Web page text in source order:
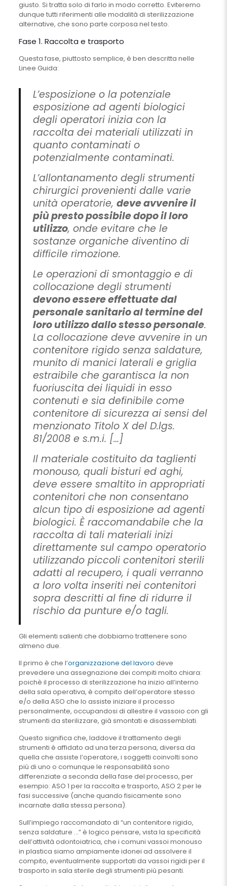
giusto. Si tratta solo di farlo in modo corretto. Eviteremo
dunque tutti riferimenti alle modalità di sterilizzazione
alternative, che sono parte corposa nel testo.
Fase 1. Raccolta e trasporto
Questa fase, piuttosto semplice, è ben descritta nelle
Linee Guida:
L’esposizione o la potenziale
esposizione ad agenti biologici
degli operatori inizia con la
raccolta dei materiali utilizzati in
quanto contaminati o
potenzialmente contaminati.
L’allontanamento degli strumenti
chirurgici provenienti dalle varie
unità operatorie, deve avvenire il
più presto possibile dopo il loro
utilizzo, onde evitare che le
sostanze organiche diventino di
difficile rimozione.
Le operazioni di smontaggio e di
collocazione degli strumenti
devono essere effettuate dal
personale sanitario al termine del
loro utilizzo dallo stesso personale.
La collocazione deve avvenire in un
contenitore rigido senza saldature,
munito di manici laterali e griglia
estraibile che garantisca la non
fuoriuscita dei liquidi in esso
contenuti e sia definibile come
contenitore di sicurezza ai sensi del
menzionato Titolo X del D.lgs.
81/2008 e s.m.i. […]
Il materiale costituito da taglienti
monouso, quali bisturi ed aghi,
deve essere smaltito in appropriati
contenitori che non consentano
alcun tipo di esposizione ad agenti
biologici. È raccomandabile che la
raccolta di tali materiali inizi
direttamente sul campo operatorio
utilizzando piccoli contenitori sterili
adatti al recupero, i quali verranno
a loro volta inseriti nei contenitori
sopra descritti al fine di ridurre il
rischio da punture e/o tagli.
Gli elementi salienti che dobbiamo trattenere sono
almeno due.
Il primo è che l’organizzazione del lavoro deve
prevedere una assegnazione dei compiti molto chiara:
poichè il processo di sterilizzazione ha inizio all’interno
della sala operativa, è compito dell’operatore stesso
e/o della ASO che lo assiste iniziare il processo
personalmente, occupandosi di allestire il vassoio con gli
strumenti da sterilizzare, già smontati e disassemblati.
Questo significa che, laddove il trattamento degli
strumenti è affidato ad una terza persona, diversa da
quella che assiste l’operatore, i soggetti coinvolti sono
più di uno o comunque le responsabilità sono
differenziate a seconda della fase del processo, per
esempio: ASO 1 per la raccolta e trasporto, ASO 2 per le
fasi successive (anche quando fisicamente sono
incarnate dalla stessa persona).
Sull’impiego raccomandato di “un contenitore rigido,
senza saldature …” è logico pensare, vista la specificità
dell’attività odontoiatrica, che i comuni vassoi monouso
in plastica siamo ampiamente idonei ad assolvere il
compito, eventualmente supportati da vassoi rigidi per il
trasporto in sala sterile degli strumenti più pesanti.